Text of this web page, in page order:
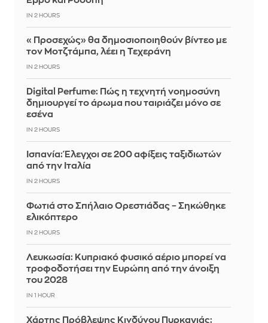
IN 2 HOURS
«Προσεχώς» θα δημοσιοποιηθούν βίντεο με
τον Μοτζτάμπα, λέει η Τεχεράνη
IN 2 HOURS
Digital Perfume: Πώς η τεχνητή νοημοσύνη
δημιουργεί το άρωμα που ταιριάζει μόνο σε
εσένα
IN 2 HOURS
Ισπανία: Έλεγχοι σε 200 αφίξεις ταξιδιωτών
από την Ιταλία
IN 2 HOURS
Φωτιά στο Σπήλαιο Ορεστιάδας – Σηκώθηκε
ελικόπτερο
IN 2 HOURS
Λευκωσία: Κυπριακό φυσικό αέριο μπορεί να
τροφοδοτήσει την Ευρώπη από την άνοιξη
του 2028
IN 1 HOUR
Χάρτης Πρόβλεψης Κινδύνου Πυρκαγιάς: